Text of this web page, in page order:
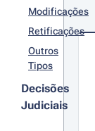
Modificações
Retificações
Outros
Tipos
Decisões
Judiciais